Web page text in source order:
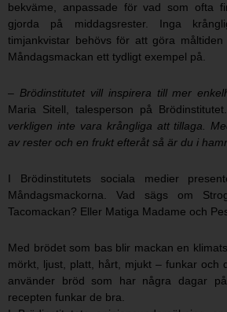
bekväme, anpassade för vad som ofta
gjorda på middagsrester. Inga
timjankvistar behövs för att göra
Måndagsmackan ett tydligt exempel på.
– Brödinstitutet vill inspirera till mer
Maria Sitell, talesperson på Brödinstitutet.
verkligen inte vara krångliga att tillaga.
av rester och en frukt efteråt så är du i
I Brödinstitutets sociala medier
Måndagsmackorna. Vad sägs om
Tacomackan? Eller Matiga Madame och
Med brödet som bas blir mackan en
mörkt, ljust, platt, hårt, mjukt – funkar och
använder bröd som har några dagar
recepten funkar de bra.